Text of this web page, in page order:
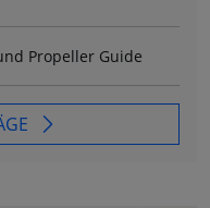
Propeller Guide